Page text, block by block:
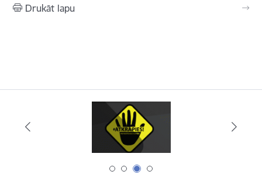
Drukāt lapu